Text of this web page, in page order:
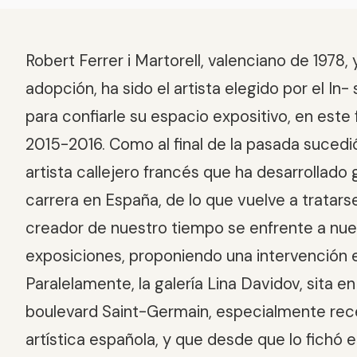
Robert Ferrer i Martorell, valenciano de 1978,
adopción, ha sido el artista elegido por el
para confiarle su espacio expositivo, en
2015-2016. Como al final de la pasada
artista callejero francés que ha desarrollado
carrera en España, de lo que vuelve a
creador de nuestro tiempo se enfrente a
exposiciones, proponiendo una intervención
Paralelamente, la galería Lina Davidov, sita
boulevard Saint-Germain, especialmente
artística española, y que desde que lo fichó